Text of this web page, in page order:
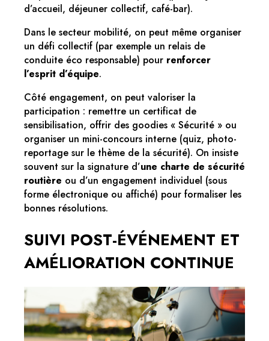
d’accueil, déjeuner collectif, café-bar).
Dans le secteur mobilité, on peut même organiser
un défi collectif (par exemple un relais de
conduite éco responsable) pour renforcer
l’esprit d’équipe.
Côté engagement, on peut valoriser la
participation : remettre un certificat de
sensibilisation, offrir des goodies « Sécurité » ou
organiser un mini-concours interne (quiz, photo-
reportage sur le thème de la sécurité). On insiste
souvent sur la signature d’une charte de sécurité
routière ou d’un engagement individuel (sous
forme électronique ou affiché) pour formaliser les
bonnes résolutions.
SUIVI POST-ÉVÉNEMENT ET
AMÉLIORATION CONTINUE